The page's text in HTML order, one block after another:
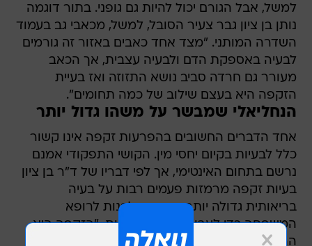
למשל, אבל הגורם יכול להיות גם גופני. בתור דוגמה
נותן בן ציון גבר צעיר הסובל, למשל, מכאבי גב בעמוד
השדרה המותני. "מצד אחד כאבים באזור זה גורמים
לבעיה באספקת הדם ולבעיה עצבית, אך הכאב
מעורר גם חרדה סביב נושא התזוזה ואז בעיית
הזקפה היא בעצם שילוב של כמה תחומים".
הנחליאלי שמבשר על משהו גדול יותר
אחד הדברים החשובים בהפרעות זקפה אינו קשור
כלל לבעיות בקיום יחסי מין. הקושי התפקודי אמנם
נרשם בתחום האינטימי, אך לפי דבריו של ד"ר בן ציון
בעיות זקפה מרמזות פעמים רבות על בעיה
בריאותית גדולה יותר וזה סימן לפנות לרופא
המשפחה כדי לערוך בדיקות כלליות. "הזקפה היא
הרבה פעמים הנחליאלי המבשר על בוא החורף